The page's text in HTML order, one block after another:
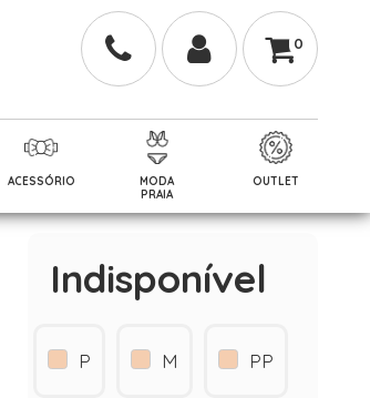
0
ACESSÓRIO
MODA
PRAIA
OUTLET
Indisponível
P M PP